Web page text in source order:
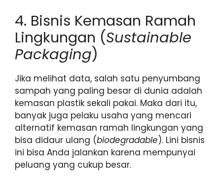
4. Bisnis Kemasan Ramah
Lingkungan (Sustainable
Packaging)
Jika melihat data, salah satu penyumbang
sampah yang paling besar di dunia adalah
kemasan plastik sekali pakai. Maka dari itu,
banyak juga pelaku usaha yang mencari
alternatif kemasan ramah lingkungan yang
bisa didaur ulang (biodegradable). Lini bisnis
ini bisa Anda jalankan karena mempunyai
peluang yang cukup besar.